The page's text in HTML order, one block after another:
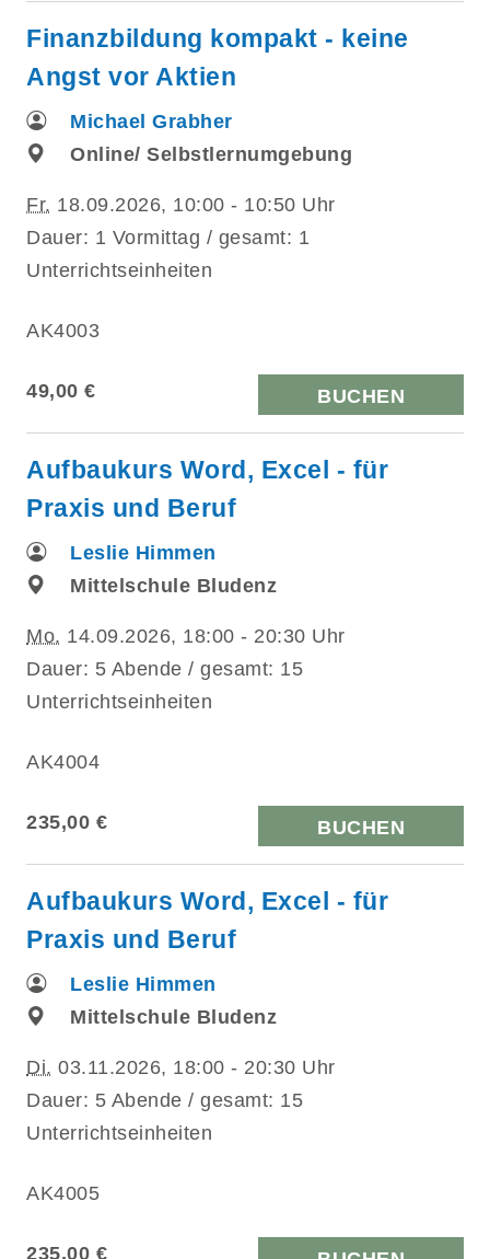
Finanzbildung kompakt - keine
Angst vor Aktien
Michael Grabher
Online/ Selbstlernumgebung
Fr. 18.09.2026, 10:00 - 10:50 Uhr
Dauer: 1 Vormittag / gesamt: 1
Unterrichtseinheiten
AK4003
49,00 € BUCHEN
Aufbaukurs Word, Excel - für
Praxis und Beruf
Leslie Himmen
Mittelschule Bludenz
Mo. 14.09.2026, 18:00 - 20:30 Uhr
Dauer: 5 Abende / gesamt: 15
Unterrichtseinheiten
AK4004
235,00 € BUCHEN
Aufbaukurs Word, Excel - für
Praxis und Beruf
Leslie Himmen
Mittelschule Bludenz
Di. 03.11.2026, 18:00 - 20:30 Uhr
Dauer: 5 Abende / gesamt: 15
Unterrichtseinheiten
AK4005
235,00 €